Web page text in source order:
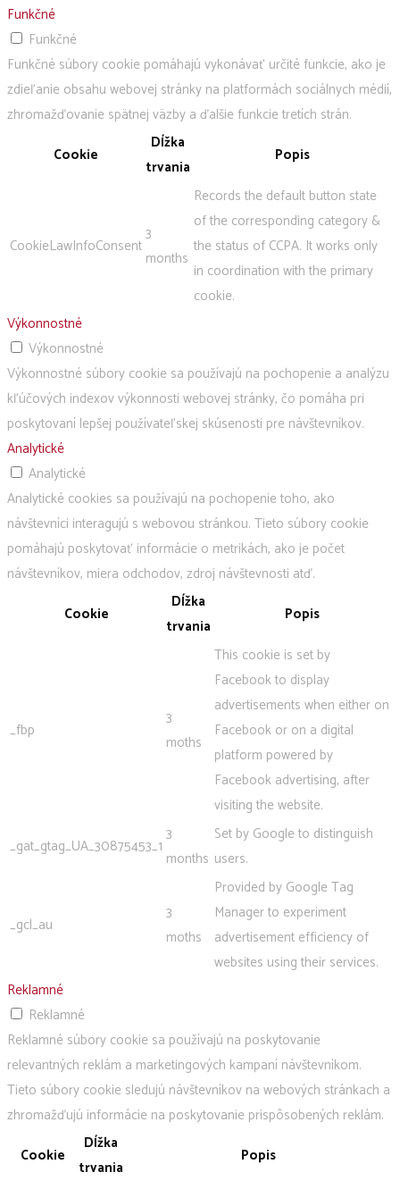
Funkčné
Funkčné
Funkčné súbory cookie pomáhajú vykonávať určité funkcie, ako je
zdieľanie obsahu webovej stránky na platformách sociálnych médií,
zhromažďovanie spätnej väzby a ďalšie funkcie tretích strán.
Cookie
Dĺžka
trvania
Popis
CookieLawInfoConsent
3
months
Records the default button state
of the corresponding category &
the status of CCPA. It works only
in coordination with the primary
cookie.
Výkonnostné
Výkonnostné
Výkonnostné súbory cookie sa používajú na pochopenie a analýzu
kľúčových indexov výkonnosti webovej stránky, čo pomáha pri
poskytovaní lepšej používateľskej skúsenosti pre návštevníkov.
Analytické
Analytické
Analytické cookies sa používajú na pochopenie toho, ako
návštevníci interagujú s webovou stránkou. Tieto súbory cookie
pomáhajú poskytovať informácie o metrikách, ako je počet
návštevníkov, miera odchodov, zdroj návštevnosti atď.
Cookie
Dĺžka
trvania
Popis
_fbp
3
moths
This cookie is set by
Facebook to display
advertisements when either on
Facebook or on a digital
platform powered by
Facebook advertising, after
visiting the website.
_gat_gtag_UA_30875453_1
3
months
Set by Google to distinguish
users.
_gcl_au
3
moths
Provided by Google Tag
Manager to experiment
advertisement efficiency of
websites using their services.
Reklamné
Reklamné
Reklamné súbory cookie sa používajú na poskytovanie
relevantných reklám a marketingových kampaní návštevníkom.
Tieto súbory cookie sledujú návštevníkov na webových stránkach a
zhromažďujú informácie na poskytovanie prispôsobených reklám.
Cookie
Dĺžka
trvania
Popis